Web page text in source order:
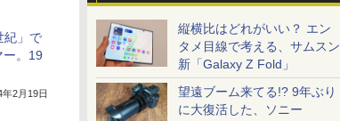
縦横比はどれがいい？ エン
タメ目線で考える、サムスン
新「Galaxy Z Fold」
望遠ブーム来てる!? 9年ぶり
に大復活した、ソニー
紀」で
ー。19
年2月19日